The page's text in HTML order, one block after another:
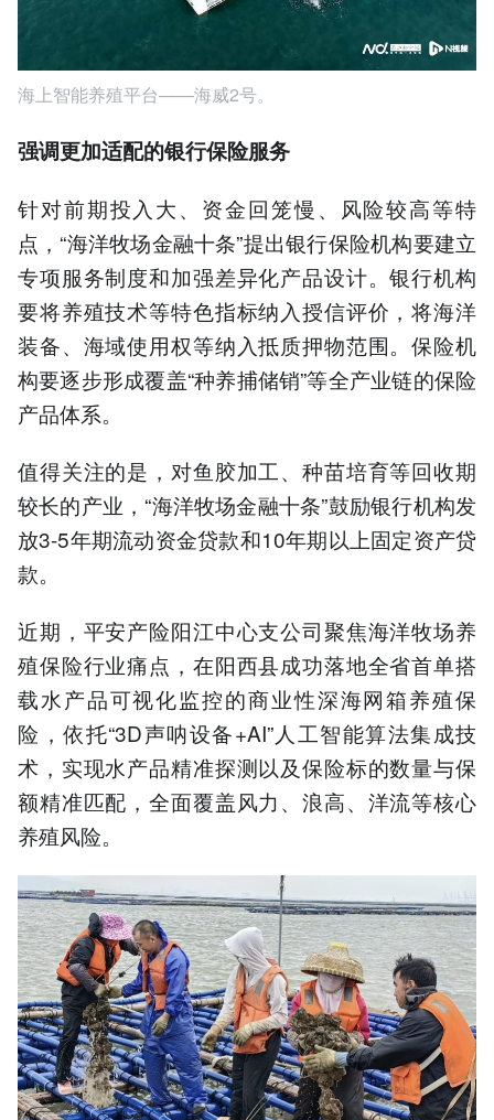
海上智能养殖平台——海威2号。
强调更加适配的银行保险服务
针对前期投入大、资金回笼慢、风险较高等特
点，“海洋牧场金融十条”提出银行保险机构要建立
专项服务制度和加强差异化产品设计。银行机构
要将养殖技术等特色指标纳入授信评价，将海洋
装备、海域使用权等纳入抵质押物范围。保险机
构要逐步形成覆盖“种养捕储销”等全产业链的保险
产品体系。
值得关注的是，对鱼胶加工、种苗培育等回收期
较长的产业，“海洋牧场金融十条”鼓励银行机构发
放3-5年期流动资金贷款和10年期以上固定资产贷
款。
近期，平安产险阳江中心支公司聚焦海洋牧场养
殖保险行业痛点，在阳西县成功落地全省首单搭
载水产品可视化监控的商业性深海网箱养殖保
险，依托“3D声呐设备+AI”人工智能算法集成技
术，实现水产品精准探测以及保险标的数量与保
额精准匹配，全面覆盖风力、浪高、洋流等核心
养殖风险。